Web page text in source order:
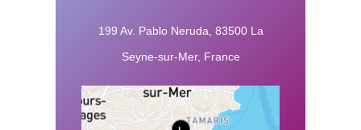
199 Av. Pablo Neruda, 83500 La
Seyne-sur-Mer, France